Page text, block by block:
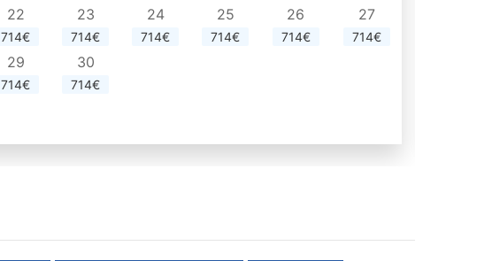
22
714€
23
714€
24
714€
25
714€
26
714€
27
714€
29
714€
30
714€